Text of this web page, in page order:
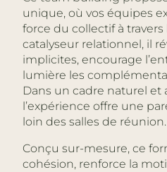
unique, où vos équipes
force du collectif à travers
catalyseur relationnel, il
implicites, encourage
lumière les
Dans un cadre naturel et
l’expérience offre une
loin des salles de réunion.
Conçu sur-mesure, ce
cohésion, renforce la